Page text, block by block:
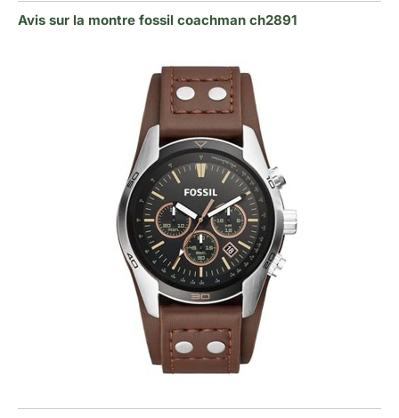
Avis sur la montre fossil coachman ch2891